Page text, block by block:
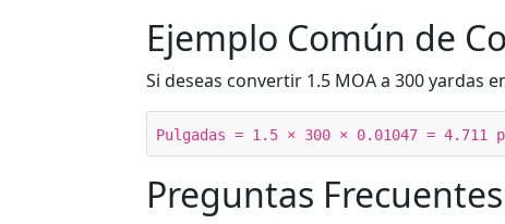
Ejemplo Común de
Si deseas convertir 1.5 MOA a 300 yardas
Pulgadas = 1.5 × 300 × 0.01047 = 4.711
Preguntas Frecuentes